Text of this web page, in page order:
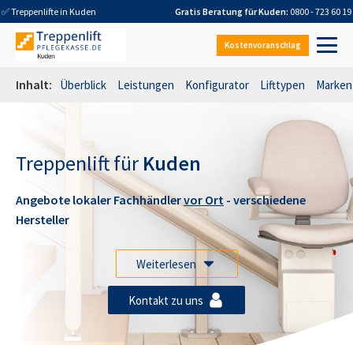
✅ Treppenlifte in Kuden Gratis Beratung fürKuden: 0800 - 723 60 19
Kostenvoranschlag
Inhalt: Überblick Leistungen Konfigurator Lifttypen Marken
Treppenlift für Kuden
Angebote lokaler Fachhändlervor Ort - verschiedene
Hersteller
Weiterlesen
Kontakt zu uns